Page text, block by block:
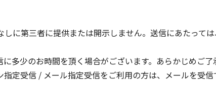
に第三者に提供または開示しません。送信にあたって
多少のお時間を頂く場合がございます。あらかじめご
指定受信 / メール指定受信をご利用の方は、メールを受